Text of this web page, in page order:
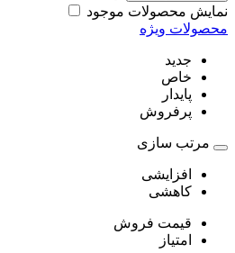
نمایش محصولات موجود
محصولات ویژه
جدید
خاص
پایدار
پرفروش
مرتب سازی
افزایشی
کاهشی
قیمت فروش
امتیاز